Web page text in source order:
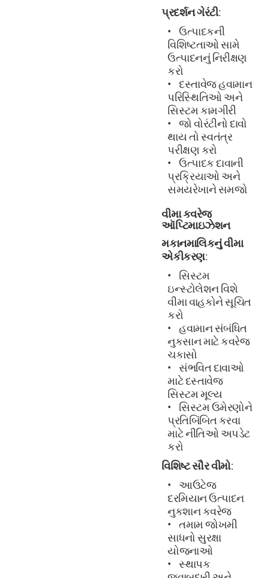
પ્રદર્શન ગેરંટી:
ઉત્પાદકની
વિશિષ્ટતાઓ સામે
ઉત્પાદનનું નિરીક્ષણ
કરો
દસ્તાવેજ હવામાન
પરિસ્થિતિઓ અને
સિસ્ટમ કામગીરી
જો વોરંટીનો દાવો
થાય તો સ્વતંત્ર
પરીક્ષણ કરો
ઉત્પાદક દાવાની
પ્રક્રિયાઓ અને
સમયરેખાને સમજો
વીમા કવરેજ
ઑપ્ટિમાઇઝેશન
મકાનમાલિકનું વીમા
એકીકરણ:
સિસ્ટમ
ઇન્સ્ટોલેશન વિશે
વીમા વાહકોને સૂચિત
કરો
હવામાન સંબંધિત
નુકસાન માટે કવરેજ
ચકાસો
સંભવિત દાવાઓ
માટે દસ્તાવેજ
સિસ્ટમ મૂલ્ય
સિસ્ટમ ઉમેરણોને
પ્રતિબિંબિત કરવા
માટે નીતિઓ અપડેટ
કરો
વિશિષ્ટ સૌર વીમો:
આઉટેજ
દરમિયાન ઉત્પાદન
નુકશાન કવરેજ
તમામ જોખમી
સાધનો સુરક્ષા
યોજનાઓ
સ્થાપક